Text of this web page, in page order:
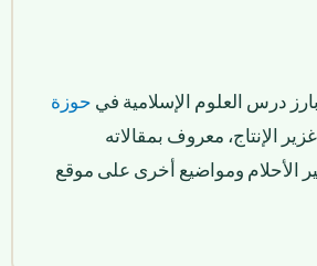
درس العلوم الإسلامية في حوزة
الإنتاج، معروف بمقالاته
الأحلام ومواضيع أخرى على موقع